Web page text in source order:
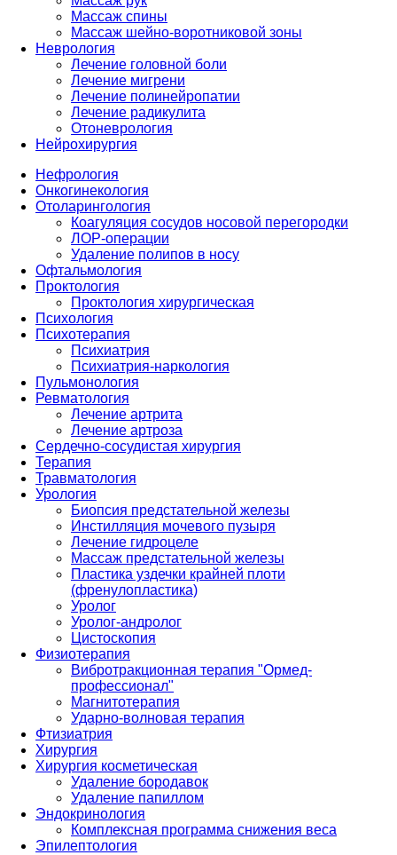
Массаж спины
Массаж шейно-воротниковой зоны
Неврология
Лечение головной боли
Лечение мигрени
Лечение полинейропатии
Лечение радикулита
Отоневрология
Нейрохирургия
Нефрология
Онкогинекология
Отоларингология
Коагуляция сосудов носовой перегородки
ЛОР-операции
Удаление полипов в носу
Офтальмология
Проктология
Проктология хирургическая
Психология
Психотерапия
Психиатрия
Психиатрия-наркология
Пульмонология
Ревматология
Лечение артрита
Лечение артроза
Сердечно-сосудистая хирургия
Терапия
Травматология
Урология
Биопсия предстательной железы
Инстилляция мочевого пузыря
Лечение гидроцеле
Массаж предстательной железы
Пластика уздечки крайней плоти
(френулопластика)
Уролог
Уролог-андролог
Цистоскопия
Физиотерапия
Вибротракционная терапия "Ормед-
профессионал"
Магнитотерапия
Ударно-волновая терапия
Фтизиатрия
Хирургия
Хирургия косметическая
Удаление бородавок
Удаление папиллом
Эндокринология
Комплексная программа снижения веса
Эпилептология